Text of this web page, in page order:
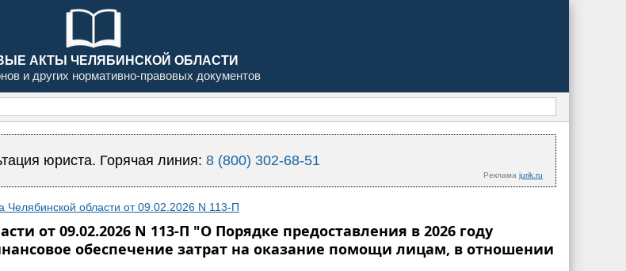
АКТЫ ЧЕЛЯБИНСКОЙ ОБЛАСТИ
и других нормативно-правовых документов
юриста. Горячая линия: 8 (800) 302-68-51
Реклама jurik.ru
Челябинской области от 09.02.2026 N 113-П
от 09.02.2026 N 113-П "О Порядке предоставления в 2026 году
обеспечение затрат на оказание помощи лицам, в отношении